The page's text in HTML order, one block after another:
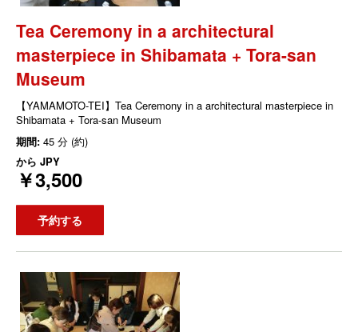
Tea Ceremony in a architectural
masterpiece in Shibamata + Tora-san
Museum
【YAMAMOTO-TEI】Tea Ceremony in a architectural masterpiece in
Shibamata + Tora-san Museum
期間: 45 分 (約)
から JPY
￥3,500
予約する